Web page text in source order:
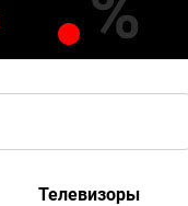
Телевизоры